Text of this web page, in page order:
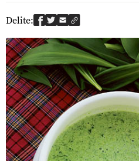
Delite: